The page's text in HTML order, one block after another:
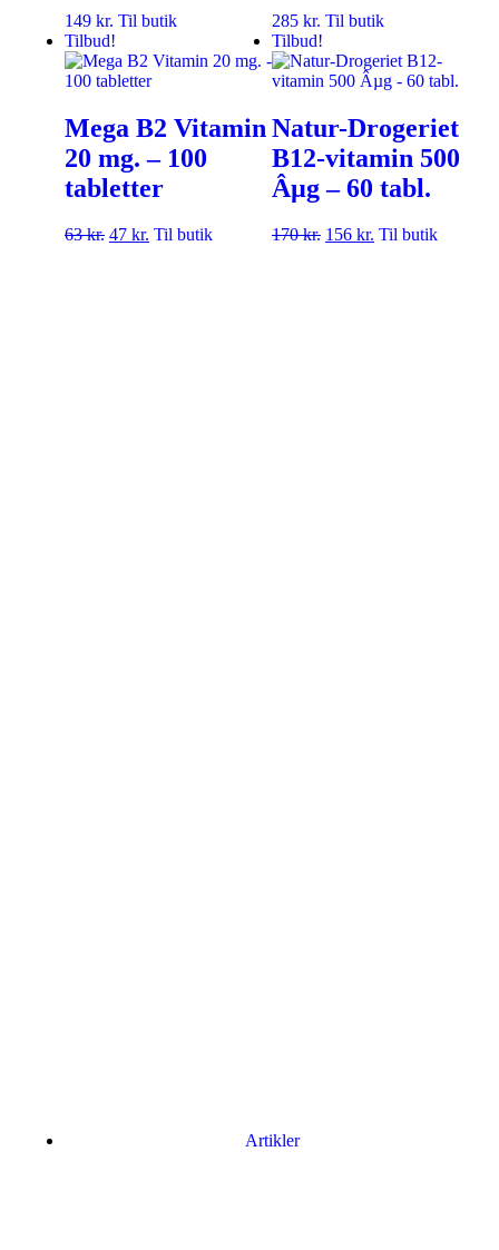
149 kr. Til butik 285 kr. Til butik
Tilbud!
Mega B2 Vitamin
20 mg. – 100
tabletter
63kr. 47 kr. Til butik
Tilbud!
Natur-Drogeriet
B12-vitamin 500
Âµg – 60 tabl.
170kr. 156 kr. Til butik
Artikler